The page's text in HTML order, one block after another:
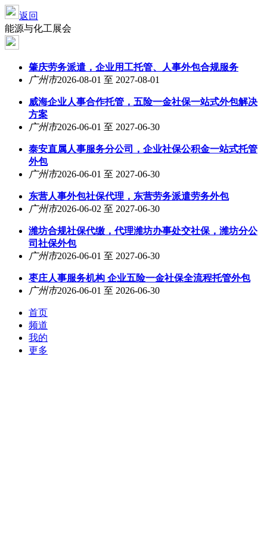
返回
能源与化工展会
肇庆劳务派遣，企业用工托管、人事外包合规服务
广州市2026-08-01 至 2027-08-01
威海企业人事合作托管，五险一金社保一站式外包解决
方案
广州市2026-06-01 至 2027-06-30
泰安直属人事服务分公司，企业社保公积金一站式托管
外包
广州市2026-06-01 至 2027-06-30
东营人事外包社保代理，东营劳务派遣劳务外包
广州市2026-06-02 至 2027-06-30
潍坊合规社保代缴，代理潍坊办事处交社保，潍坊分公
司社保外包
广州市2026-06-01 至 2027-06-30
枣庄人事服务机构 企业五险一金社保全流程托管外包
广州市2026-06-01 至 2026-06-30
首页
频道
我的
更多